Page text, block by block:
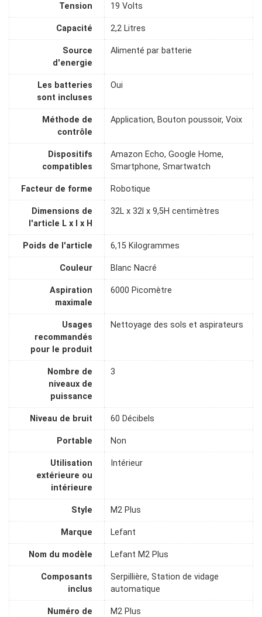
Tension 19 Volts
Capacité 2,2 Litres
Source
d'energie
Alimenté par batterie
Les batteries
sont incluses
Oui
Méthode de
contrôle
Application, Bouton poussoir, Voix
Dispositifs
compatibles
Amazon Echo, Google Home,
Smartphone, Smartwatch
Facteur de forme Robotique
Dimensions de
l'article L x l x H
32L x 32l x 9,5H centimètres
Poids de l'article 6,15 Kilogrammes
Couleur Blanc Nacré
Aspiration
maximale
6000 Picomètre
Usages
recommandés
pour le produit
Nettoyage des sols et aspirateurs
Nombre de
niveaux de
puissance
3
Niveau de bruit 60 Décibels
Portable Non
Utilisation
extérieure ou
intérieure
Intérieur
Style M2 Plus
Marque Lefant
Nom du modèle Lefant M2 Plus
Composants
inclus
Serpillière, Station de vidage
automatique
Numéro de M2 Plus